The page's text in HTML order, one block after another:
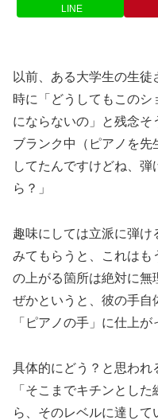
LINE
以前、ある大学生の生
時に「どうしてもこのシ
にならないの」と残念
ブランク中（ピアノを
してたんですけどね、
ら？」
趣味にしては立派に弾け
みてもらうと、これはも
の上がる箇所は絶対に無
ぜかというと、彼の手自
「ピアノの手」に仕上が
具体的にどう？と思われ
「そこまでキチンとし
ら、そのレベルに達して